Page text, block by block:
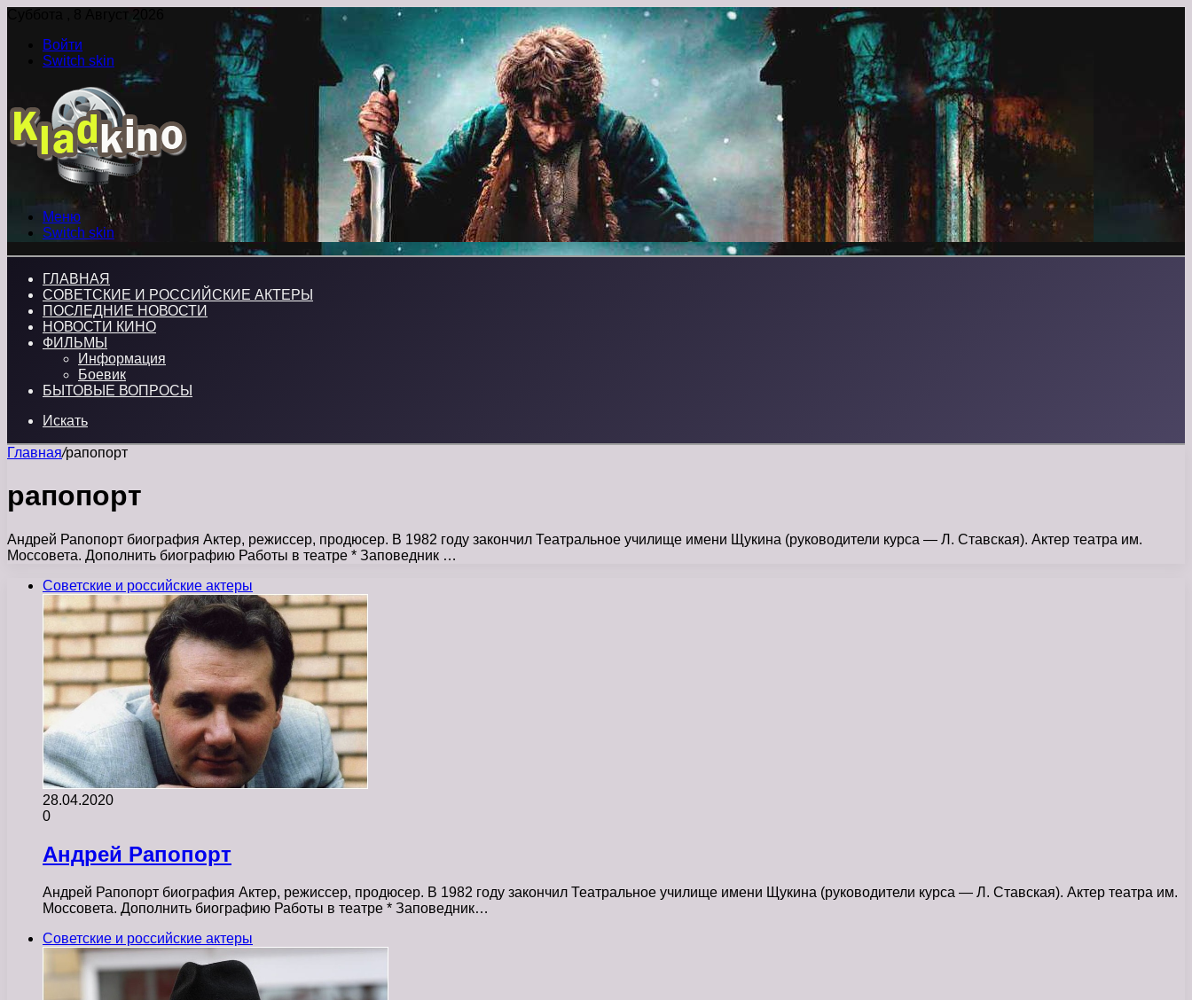
Суббота , 8 Август 2026
Войти
Switch skin
Меню
Switch skin
ГЛАВНАЯ
СОВЕТСКИЕ И РОССИЙСКИЕ АКТЕРЫ
ПОСЛЕДНИЕ НОВОСТИ
НОВОСТИ КИНО
ФИЛЬМЫ
Информация
Боевик
БЫТОВЫЕ ВОПРОСЫ
Искать
Главная/рапопорт
рапопорт
Андрей Рапопорт биография Актер, режиссер, продюсер. В 1982 году закончил Театральное училище имени Щукина (руководители курса — Л. Ставская). Актер театра им.
Моссовета. Дополнить биографию Работы в театре * Заповедник …
Советские и российские актеры
28.04.2020
0
Андрей Рапопорт
Андрей Рапопорт биография Актер, режиссер, продюсер. В 1982 году закончил Театральное училище имени Щукина (руководители курса — Л. Ставская). Актер театра им.
Моссовета. Дополнить биографию Работы в театре * Заповедник…
Советские и российские актеры